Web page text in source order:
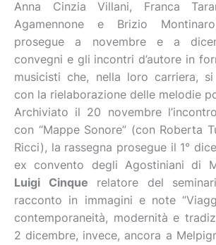
Anna Cinzia Villani, Franca
Agamennone e Brizio
prosegue a novembre e a
convegni e gli incontri d’autore in
musicisti che, nella loro carriera,
con la rielaborazione delle melodie
Archiviato il 20 novembre
con “Mappe Sonore” (con Roberta
Ricci), la rassegna prosegue il 1°
ex convento degli Agostiniani di
Luigi Cinque relatore del
racconto in immagini e note
contemporaneità, modernità e
2 dicembre, invece, ancora a